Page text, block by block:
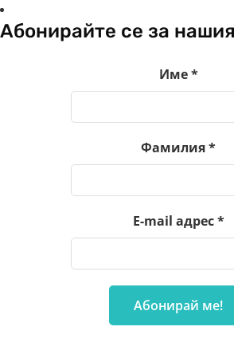
Абонирайте се за
Име*
Фамилия*
E-mail адрес*